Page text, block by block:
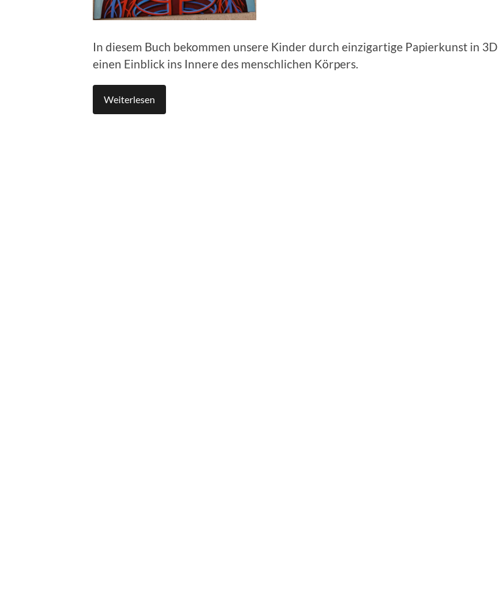
In diesem Buch bekommen unsere Kinder durch einzigartige Papierkunst in 3D
einen Einblick ins Innere des menschlichen Körpers.
Weiterlesen